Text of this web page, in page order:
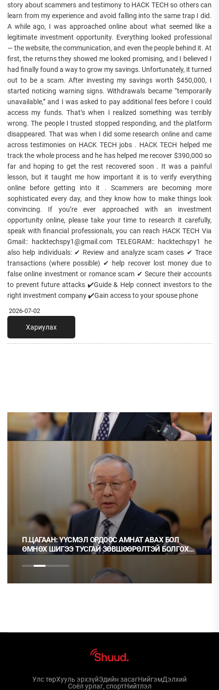
story about scammers and testimony to HACK TECH so others can
learn from my experience and avoid falling into the same trap I did.
A while ago, I was approached online about what seemed like a
legitimate investment opportunity. Everything looked professional
— the website, the communication, and even the people behind it. At
first, the returns they showed me looked promising, and I believed I
had finally found a way to grow my savings. Unfortunately, it turned
out to be a scam. After investing my savings worth $450,000, I
started noticing warning signs. Withdrawals became “temporarily
unavailable,” and I was asked to pay additional fees before I could
access my funds. That’s when I realized something was terribly
wrong. The people I trusted stopped responding, and the platform
disappeared. That was when I did some research online and came
across testimonies on HACK TECH jobs . HACK TECH helped me
track the whole process and he has helped me recover $390,000 so
far and hoping to get the rest recovered soon . It was a painful
lesson, but it taught me how important it is to verify everything
online before getting into it . Scammers are becoming more
sophisticated every day, and they know how to make things look
convincing. If you’re ever approached with an investment
opportunity online, please take your time to research it carefully,
speak with financial professionals, you can reach HACK TECH Via
Gmail:: hacktechspy1@gmail.com TELEGRAM:: hacktechspy1 he
also help individuals: ✔ Review and analyze scam cases ✔ Trace
transactions (where possible) ✔ help recover lost money due to
false online investment or romance scam ✔ Secure their accounts
to prevent future attacks ✔️Guide & Help connect investors to the
right investment company ✔️Gain access to your spouse phone
2026-07-02
Хариулах
Ц.МОНГОЛ: НЭГ ГЭРЭЭГ ГЭМТ ХЭРЭГ ГЭЭД,
НЬ ОРХИХ НЬ ШУДАРГА ЁС УУ?
Улс төрХууль эрхзүйЭдийн засагНийгэмДэлхий
Соёл урлаг, спортНийтлэл